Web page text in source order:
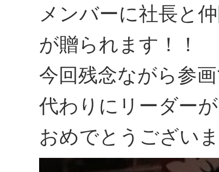
メンバーに社長と
が贈られます！！
今回残念ながら参
代わりにリーダー
おめでとうござい